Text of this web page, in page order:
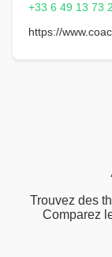
+33 6 49 13 73
https://
Trouvez des
Comparez